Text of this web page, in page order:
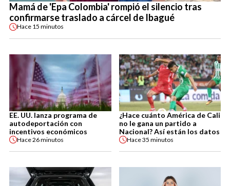
Mamá de 'Epa Colombia' rompió el silencio tras
confirmarse traslado a cárcel de Ibagué
Hace 15 minutos
EE. UU. lanza programa de
autodeportación con
incentivos económicos
Hace26 minutos
¿Hace cuánto América de Cali
no le gana un partido a
Nacional? Así están los datos
Hace35 minutos